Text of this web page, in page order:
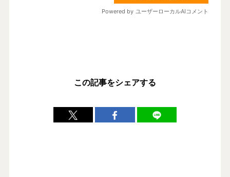
この記事をシェアする